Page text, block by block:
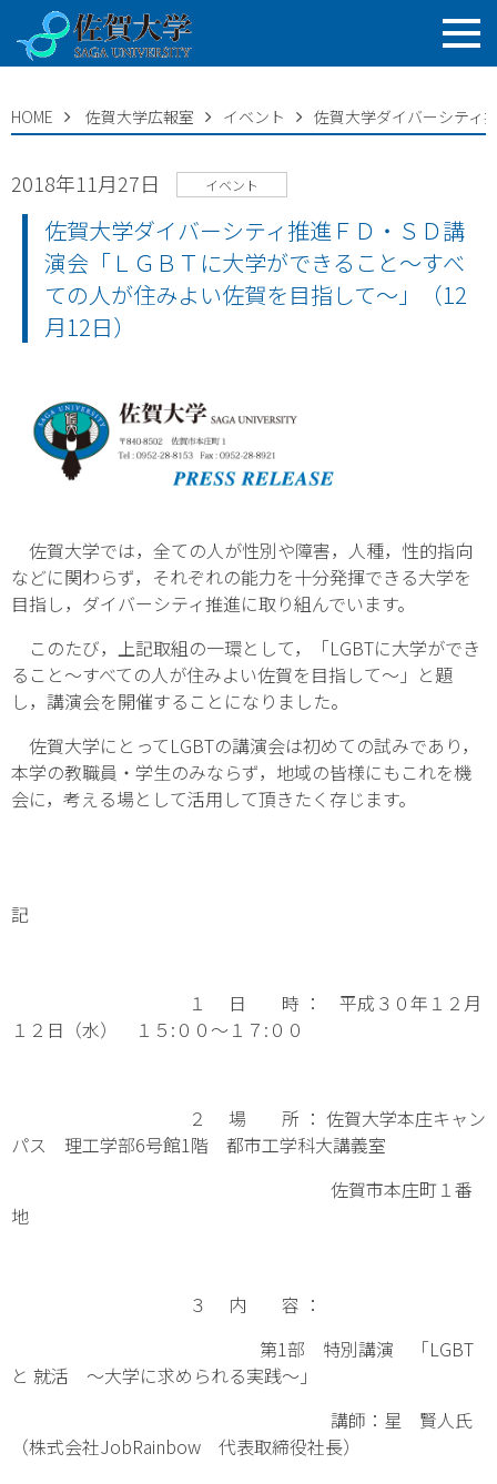
HOME 佐賀大学広報室 イベント 佐賀大学ダイバーシティ
2018年11月27日 イベント
佐賀大学ダイバーシティ推進ＦＤ・ＳＤ講
演会「ＬＧＢＴに大学ができること～すべ
ての人が住みよい佐賀を目指して～」（12
月12日）
佐賀大学では，全ての人が性別や障害，人種，性的指向
などに関わらず，それぞれの能力を十分発揮できる大学を
目指し，ダイバーシティ推進に取り組んでいます。
このたび，上記取組の一環として，「LGBTに大学ができ
ること～すべての人が住みよい佐賀を目指して～」と題
し，講演会を開催することになりました。
佐賀大学にとってLGBTの講演会は初めての試みであり，
本学の教職員・学生のみならず，地域の皆様にもこれを機
会に，考える場として活用して頂きたく存じます。
記
１ 日 時 ： 平成３０年１２月
１２日（水） １５:００～１７:００
２ 場 所 ： 佐賀大学本庄キャン
パス 理工学部6号館1階 都市工学科大講義室
佐賀市本庄町１番
地
３ 内 容 ：
第1部 特別講演 「LGBT
と 就活 〜大学に求められる実践〜」
講師：星 賢人氏
（株式会社JobRainbow 代表取締役社長）